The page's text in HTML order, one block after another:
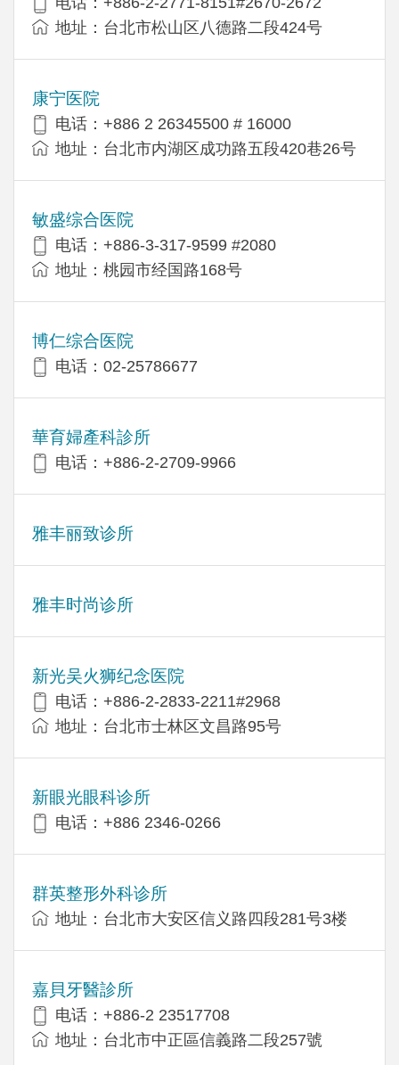
地址：台北市松山区八德路二段424号
康宁医院
电话：+886 2 26345500 # 16000
地址：台北市内湖区成功路五段420巷26号
敏盛综合医院
电话：+886-3-317-9599 #2080
地址：桃园市经国路168号
博仁综合医院
电话：02-25786677
華育婦產科診所
电话：+886-2-2709-9966
雅丰丽致诊所
雅丰时尚诊所
新光吴火狮纪念医院
电话：+886-2-2833-2211#2968
地址：台北市士林区文昌路95号
新眼光眼科诊所
电话：+886 2346-0266
群英整形外科诊所
地址：台北市大安区信义路四段281号3楼
嘉貝牙醫診所
电话：+886-2 23517708
地址：台北市中正區信義路二段257號